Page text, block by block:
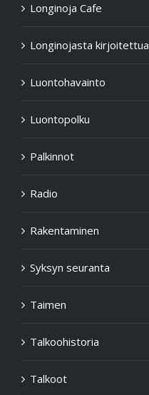
Longinoja Cafe
Longinojasta kirjoitettua
Luontohavainto
Luontopolku
Palkinnot
Radio
Rakentaminen
Syksyn seuranta
Taimen
Talkoohistoria
Talkoot